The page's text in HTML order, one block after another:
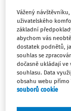
dani v jiném
Lhůty v
dopravního
Co znamená
daň řeší při
Vážený
uživatelského
základní
abychom vás
dostatek podnětů,
souhlas se
dočasně ukládají ve
souhlasu. Data
obsahu webu přímo
souborů cookie